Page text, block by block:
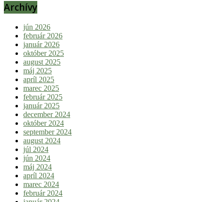
Archívy
jún 2026
február 2026
január 2026
október 2025
august 2025
máj 2025
apríl 2025
marec 2025
február 2025
január 2025
december 2024
október 2024
september 2024
august 2024
júl 2024
jún 2024
máj 2024
apríl 2024
marec 2024
február 2024